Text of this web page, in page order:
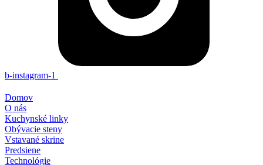
b-instagram-1
Domov
O nás
Kuchynské linky
Obývacie steny
Vstavané skrine
Predsiene
Technológie